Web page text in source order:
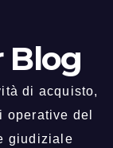
Blog
di acquisto,
operative del
giudiziale